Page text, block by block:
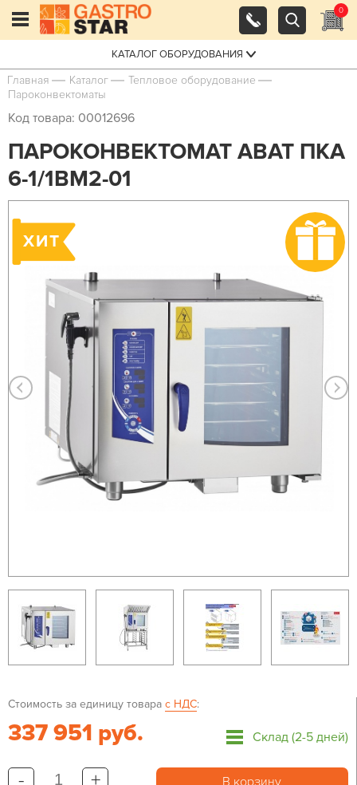
0
КАТАЛОГ ОБОРУДОВАНИЯ
Главная Каталог
Тепловое оборудование
Пароконвектоматы
Код товара: 00012696
ПАРОКОНВЕКТОМАТ ABAT ПКА
6-1/1ВМ2-01
Стоимость за единицу товара с НДС:
337 951 руб. Склад (2-5 дней)
- + В корзину